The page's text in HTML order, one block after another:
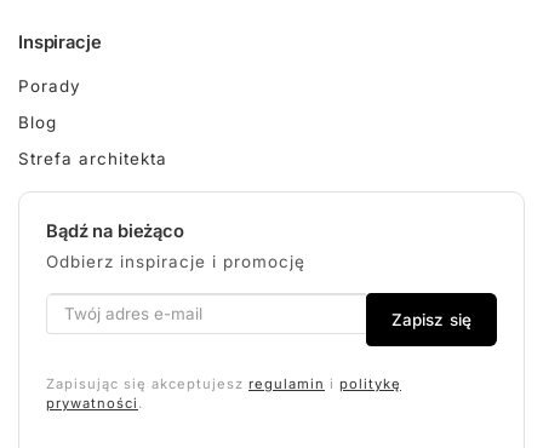
Inspiracje
Porady
Blog
Strefa architekta
Bądź na bieżąco
Odbierz inspiracje i promocję
Zapisz się
Zapisując się akceptujesz regulamin i politykę
prywatności .